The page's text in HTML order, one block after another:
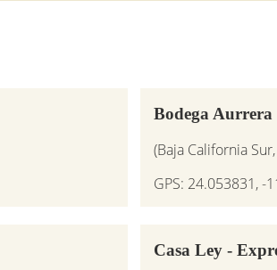
Bodega
(Baja California Sur,
GPS: 24.053831, -
Casa Ley -